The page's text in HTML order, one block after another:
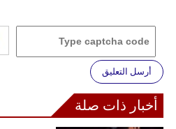
أرسل التعليق
أخبار ذات صلة